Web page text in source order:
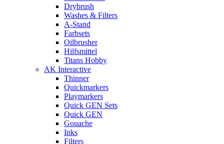
Drybrush
Washes & Filters
A-Stand
Farbsets
Oilbrusher
Hilfsmittel
Titans Hobby
AK Interactive
Thinner
Quickmarkers
Playmarkers
Quick GEN Sets
Quick GEN
Gouache
Inks
Filters